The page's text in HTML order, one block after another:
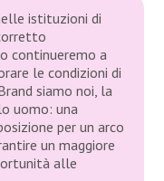
istituzioni di
continueremo a
le condizioni di
siamo noi, la
uomo: una
per un arco
un maggiore
alle